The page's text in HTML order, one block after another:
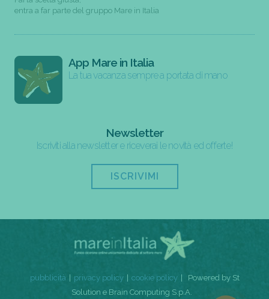
entra a far parte del gruppo Mare in Italia
App Mare in Italia
La tua vacanza sempre a portata di mano
Newsletter
Iscriviti alla newsletter e riceverai le novità ed offerte!
ISCRIVIMI
pubblicità privacy policy cookie policy
Powered by St
Solution e Brain Computing S.p.A.